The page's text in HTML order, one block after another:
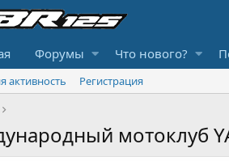
Форумы Что нового?
активность
Регистрация
мотоклуб